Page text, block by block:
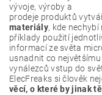
vývoje, výroby a
prodeje produktů
materiály, kde
příklady použití
informací ze světa
usnadnit co
vynálezců vstup do
ElecFreaks si člověk
věcí, o které by jinak